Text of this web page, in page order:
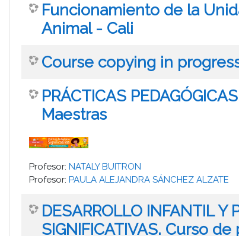
Funcionamiento de la
Animal - Cali
Course copying in
PRÁCTICAS
Maestras
Profesor: NATALY BUITRON
Profesor: PAULA ALEJANDRA SÁNCHEZ ALZATE
DESARROLLO INFANTIL Y
SIGNIFICATIVAS. Curso